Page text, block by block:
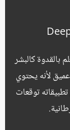
بالقدوة كالبشر
لأنه يحتوي
توقعات